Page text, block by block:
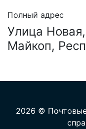
Полный адрес
Улица
Майкоп,
2026 ©